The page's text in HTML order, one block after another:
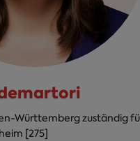
Württemberg zuständig
[275]